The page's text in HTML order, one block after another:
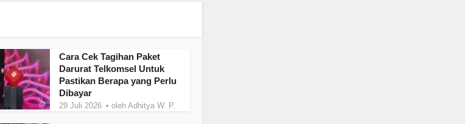
Cara Cek Tagihan Paket
Darurat Telkomsel Untuk
Pastikan Berapa yang Perlu
Dibayar
29 Juli 2026 oleh Adhitya W. P.